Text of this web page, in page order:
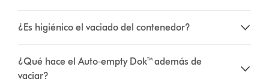
¿Es higiénico el vaciado del contenedor?
¿Qué hace el Auto‑empty Dok™ además de
vaciar?